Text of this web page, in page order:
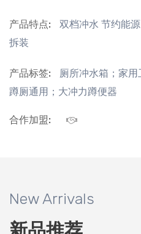
产品特点:
双档冲水 节约能
拆装
产品标签:
厕所冲水箱；家用
蹲厕通用；大冲力蹲便器
合作加盟:
New Arrivals